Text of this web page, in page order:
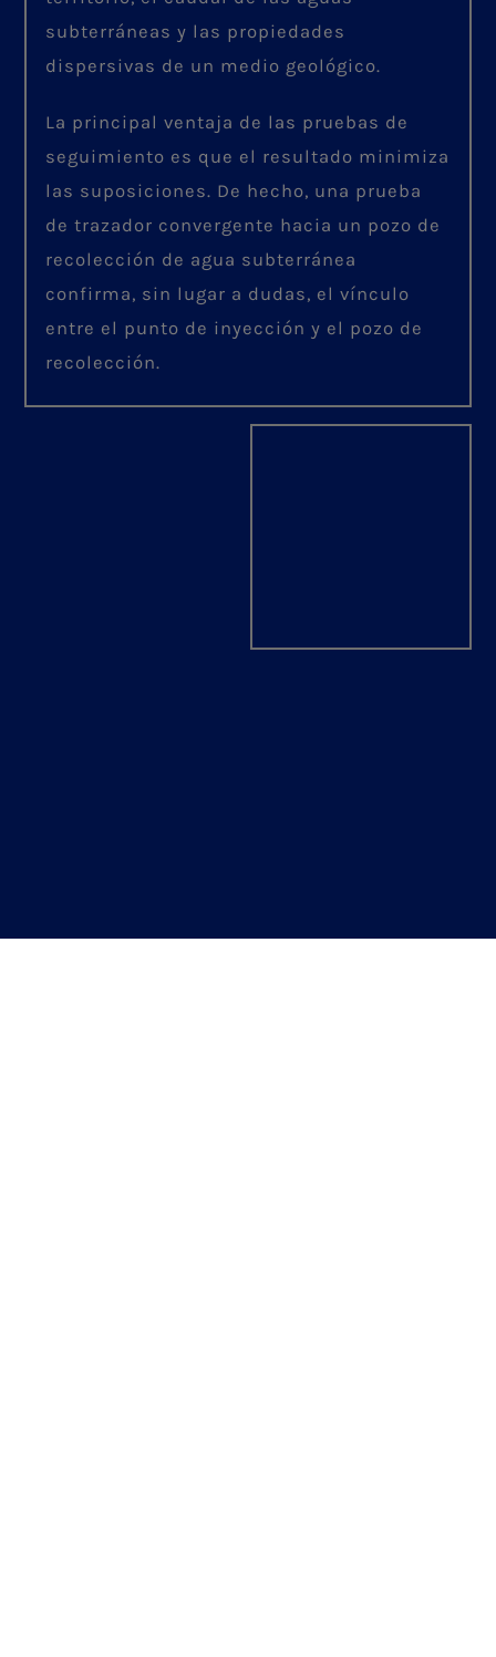
subterráneas y las propiedades
dispersivas de un medio geológico.
La principal ventaja de las pruebas de
seguimiento es que el resultado minimiza
las suposiciones. De hecho, una prueba
de trazador convergente hacia un pozo de
recolección de agua subterránea
confirma, sin lugar a dudas, el vínculo
entre el punto de inyección y el pozo de
recolección.